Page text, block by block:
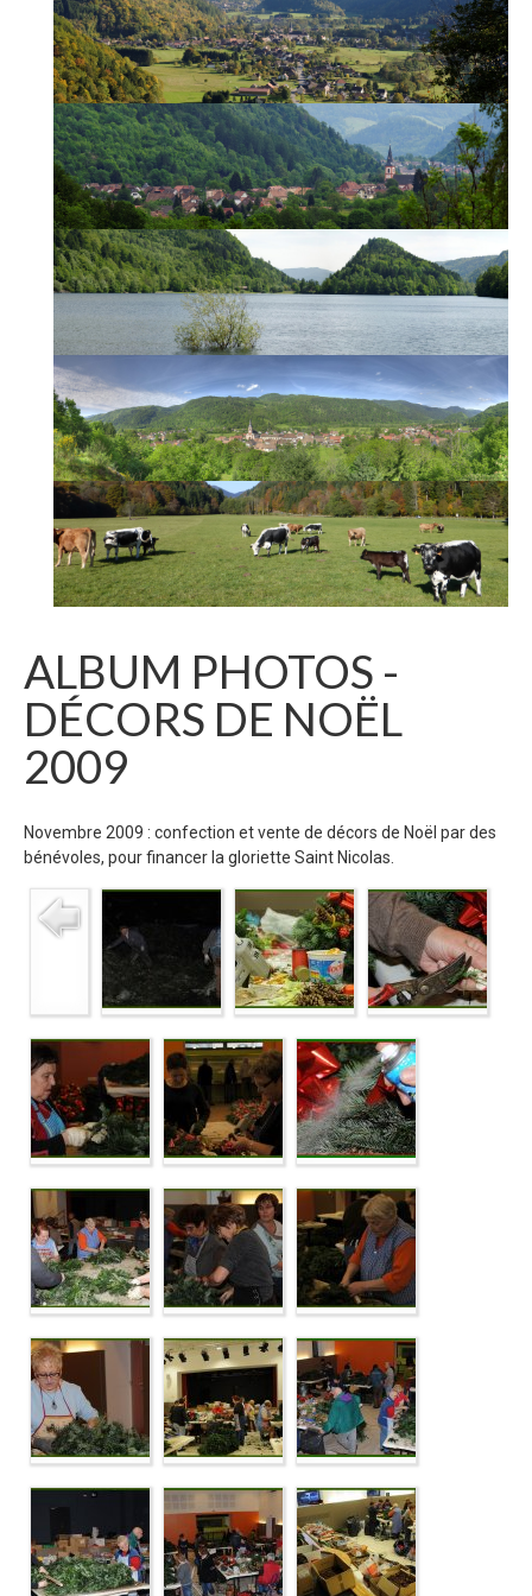
ALBUM PHOTOS -
DÉCORS DE NOËL
2009
Novembre 2009 : confection et vente de décors de Noël par des
bénévoles, pour financer la gloriette Saint Nicolas.